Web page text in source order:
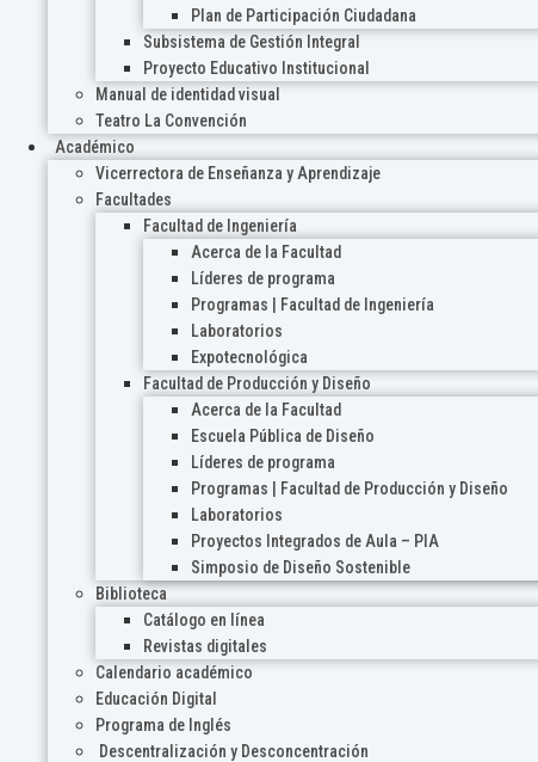
Plan de Participación Ciudadana
Subsistema de Gestión Integral
Proyecto Educativo Institucional
Manual de identidad visual
Teatro La Convención
Académico
Vicerrectora de Enseñanza y Aprendizaje
Facultades
Facultad de Ingeniería
Acerca de la Facultad
Líderes de programa
Programas | Facultad de Ingeniería
Laboratorios
Expotecnológica
Facultad de Producción y Diseño
Acerca de la Facultad
Escuela Pública de Diseño
Líderes de programa
Programas | Facultad de Producción y Diseño
Laboratorios
Proyectos Integrados de Aula – PIA
Simposio de Diseño Sostenible
Biblioteca
Catálogo en línea
Revistas digitales
Calendario académico
Educación Digital
Programa de Inglés
Descentralización y Desconcentración